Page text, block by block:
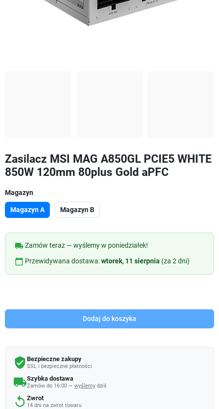
Zasilacz MSI MAG A850GL PCIE5 WHITE
850W 120mm 80plus Gold aPFC
Magazyn
Magazyn A Magazyn B
local_shippingZamów teraz — wyślemy w poniedziałek!
calendar_today Przewidywana dostawa:wtorek, 11 sierpnia (za 2 dni)
Dodaj do koszyka
verified_user Bezpieczne zakupy
SSL i bezpieczne płatności
local_shippingSzybka dostawa
Zamów do 16:00 — wyślemy dziś
replay Zwrot
14 dni na zwrot towaru